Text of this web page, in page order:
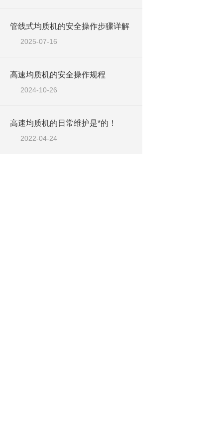
管线式均质机的安全操作步骤详解
2025-07-16
高速均质机的安全操作规程
2024-10-26
高速均质机的日常维护是*的！
2022-04-24